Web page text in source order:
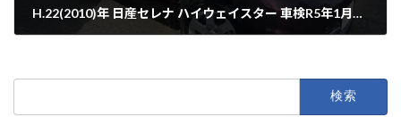
H.22(2010)年 日産セレナ ハイウェイスター 車検R5年1月まで! 走行108,495km★39万円 全国納車OK【Sold】